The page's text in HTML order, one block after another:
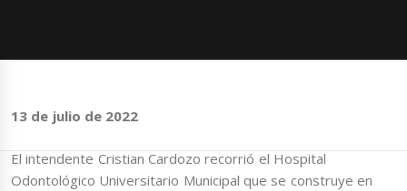
13 de julio de 2022
El intendente Cristian Cardozo recorrió el Hospital
Odontológico Universitario Municipal que se construye en